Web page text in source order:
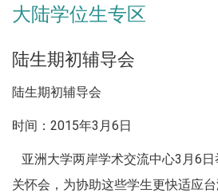
大陆学位生专区
陆生期初辅导会
陆生期初辅导会
时间：2015年3月6日
亚洲大学两岸学术交流中心3月6
关怀会，为协助这些学生更快适应